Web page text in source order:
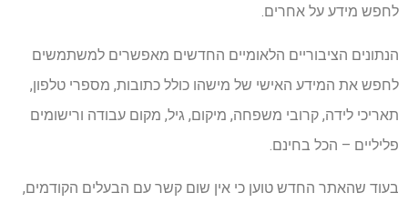
לחפש מידע על אחרים.
הנתונים הציבוריים הלאומיים החדשים מאפשרים למשתמשים
לחפש את המידע האישי של מישהו כולל כתובות, מספרי טלפון,
תאריכי לידה, קרובי משפחה, מיקום, גיל, מקום עבודה ורישומים
פליליים – הכל בחינם.
בעוד שהאתר החדש טוען כי אין שום קשר עם הבעלים הקודמים,